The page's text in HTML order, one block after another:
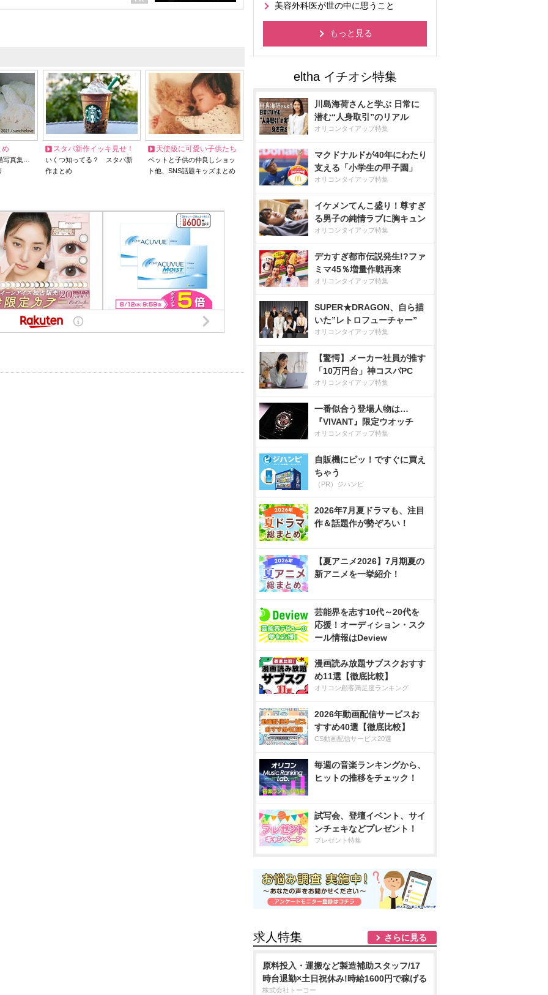
め
写真集…
スタバ新作イッキ見せ！
いくつ知ってる？ スタバ新
作まとめ
天使級に可愛い子供たち
ペットと子供の仲良しショッ
ト他、SNS話題キッズまとめ
美容外科医が世の中に思うこと
もっと見る
川島海荷さんと学ぶ 日常に
潜む“人身取引”のリアル
オリコンタイアップ特集
マクドナルドが40年にわたり
支える「小学生の甲子園」
オリコンタイアップ特集
イケメンてんこ盛り！尊すぎ
る男子の純情ラブに胸キュン
オリコンタイアップ特集
デカすぎ都市伝説発生!?ファ
ミマ45％増量作戦再来
オリコンタイアップ特集
SUPER★DRAGON、自ら描
いた”レトロフューチャー”
オリコンタイアップ特集
【驚愕】メーカー社員が推す
「10万円台」神コスパPC
オリコンタイアップ特集
一番似合う登場人物は…
『VIVANT』限定ウオッチ
オリコンタイアップ特集
自販機にピッ！ですぐに買え
ちゃう
（PR）ジハンピ
2026年7月夏ドラマも、注目
作＆話題作が勢ぞろい！
【夏アニメ2026】7月期夏の
新アニメを一挙紹介！
芸能界を志す10代～20代を
応援！オーディション・スク
ール情報はDeview
漫画読み放題サブスクおすす
め11選【徹底比較】
オリコン顧客満足度ランキング
2026年動画配信サービスお
すすめ40選【徹底比較】
CS動画配信サービス20選
毎週の音楽ランキングから、
ヒットの推移をチェック！
試写会、登壇イベント、サイ
ンチェキなどプレゼント！
プレゼント特集
求人特集 さらに見る
原料投入・運搬など製造補助スタッフ/17
時台退勤×土日祝休み!時給1600円で稼げる
株式会社トーコー